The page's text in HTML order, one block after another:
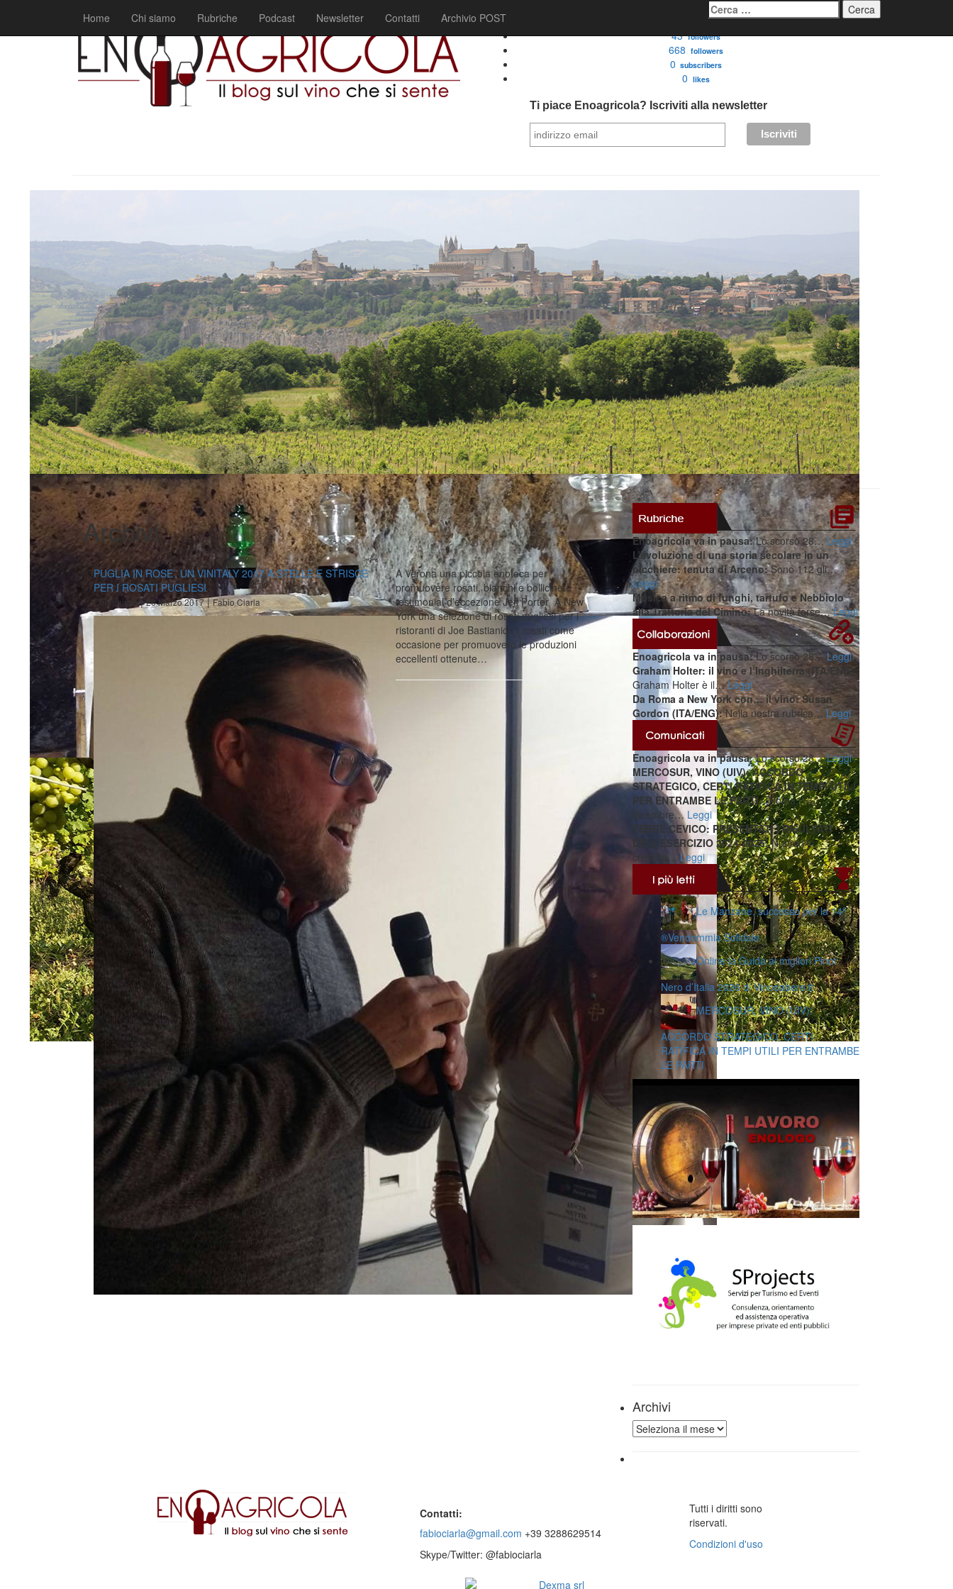
Home Chi siamo Rubriche Podcast Newsletter Contatti Archivio POST
Ricerca
per:
43 followers
668 followers
0 subscribers
0 likes
Ti piace Enoagricola? Iscriviti alla newsletter
Archivi
PUGLIA IN ROSE’, UN VINITALY 2017 A STELLE E STRISCE
PER I ROSATI PUGLIESI
Comunicati|20 Marzo 2017|Fabio Ciarla
A Verona una piccola enoteca per
promuovere rosati, bianchi e bollicine e
testimonial d’eccezione Jeff Porter A New
York una selezione di rosati pugliesi per i
ristoranti di Joe Bastianich I rosati come
occasione per promuovere le produzioni
eccellenti ottenute…
Enoagricola va in pausa:Lo scorso 28…Leggi
L’evoluzione di una storia secolare in un
bicchiere: tenuta di Arceno:Sono 112 gli…
Leggi
Musica a ritmo di funghi, tartufo e Nebbiolo
alla Trattoria del Cimino:La novità forse…Leggi
Enoagricola va in pausa:Lo scorso 28… Leggi
Graham Holter: il vino e l’Inghilterra (ITA/ENG):
Graham Holter è il…Leggi
Da Roma a New York con… il vino: Susan
Gordon (ITA/ENG):Nella nostra rubrica…Leggi
Enoagricola va in pausa:Lo scorso 28…Leggi
MERCOSUR, VINO (UIV): ACCORDO
STRATEGICO, CERTI RATIFICA IN TEMPI UTILI
PER ENTRAMBE LE PARTI:(Roma, 16
dicembre… Leggi
TERRE CEVICO: PRESENTATI I RISULTATI
DELL’ESERCIZIO 2024-2025:Numeri in
crescita… Leggi
Le Manzane, successo per la 14ª
®️Vendemmia Solidale
Online la Guida ai migliori Pinot
Nero d’Italia 2026 di Vinodabere.it
MERCOSUR, VINO (UIV):
ACCORDO STRATEGICO, CERTI
RATIFICA IN TEMPI UTILI PER ENTRAMBE
LE PARTI
Archivi
Archivi
Contatti:
fabiociarla@gmail.com +39 3288629514
Skype/Twitter: @fabiociarla
Tutti i diritti sono
riservati.
Condizioni d'uso
Dexma srl